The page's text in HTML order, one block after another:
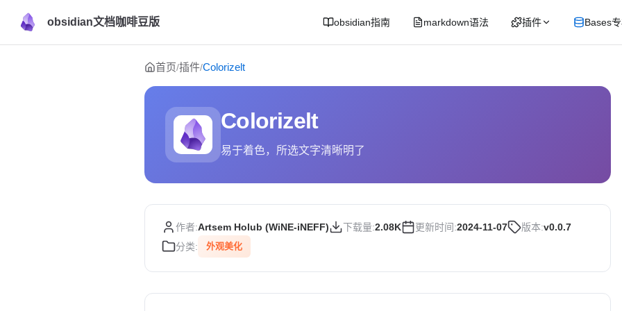
obsidian文档咖啡豆版 obsidian指南 markdown语法 插件 Bases
Skip to content
首页/插件/Colorizelt
Colorizelt
易于着色，所选文字清晰明了
作者:Artsem Holub (WiNE-iNEFF) 下载量:2.08K 更新时间:2024-11-07 版本:v0.0.7
分类:
外观美化